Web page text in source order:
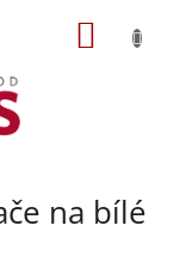
na bílé